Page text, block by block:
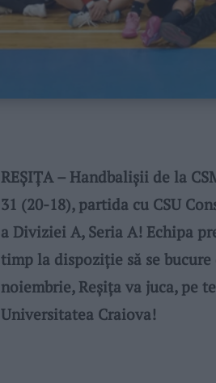
REȘIȚA – Handbalișii de la
31 (20-18), partida cu CSU
a Diviziei A, Seria A! Echipa
timp la dispoziție să se
noiembrie, Reșița va juca, pe
Universitatea Craiova!